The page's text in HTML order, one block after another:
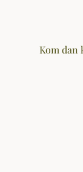
Kom dan